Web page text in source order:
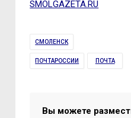
SMOLGAZETA.RU
СМОЛЕНСК
ПОЧТАРОССИИ ПОЧТА
Вы можете